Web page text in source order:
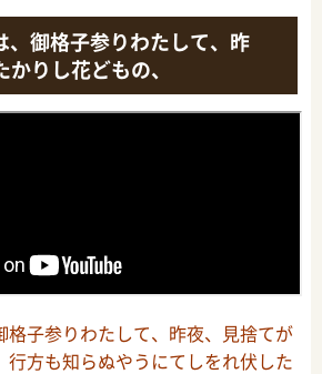
、御格子参りわたして、昨
りし花どもの、
子参りわたして、昨夜、見捨てが
行方も知らぬやうにてしをれ伏した